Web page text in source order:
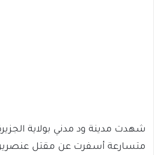
شهدت مدينة ود مدني بولاية الجزيرة
متسارعة أسفرت عن مقتل